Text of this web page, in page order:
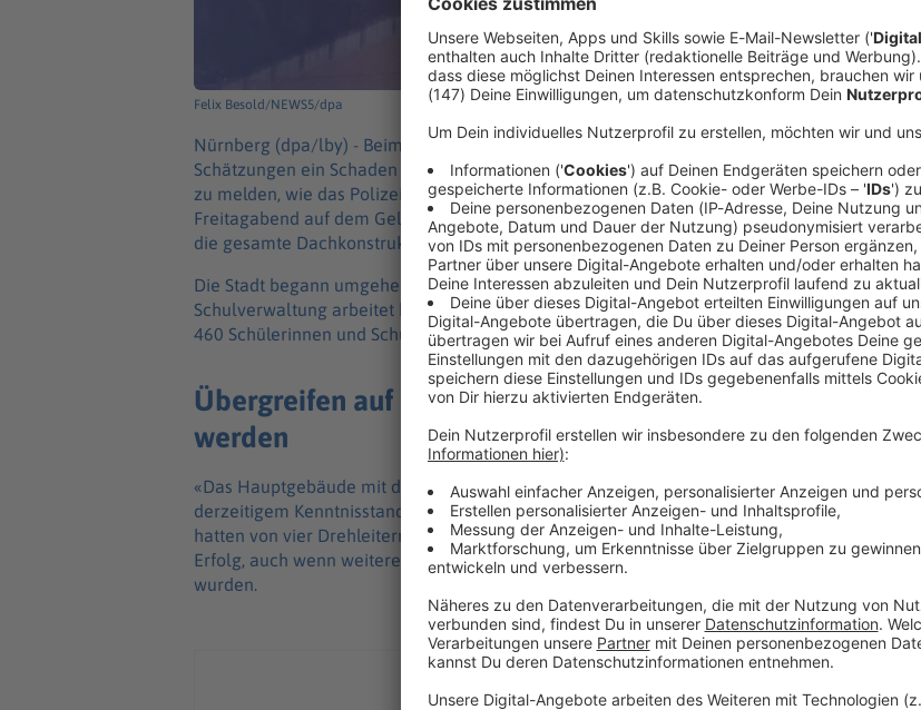
Felix Besold/NEWS5/dpa
Nürnberg (dpa/lby) - Beim Brand einer Nürnberger Schulsporthalle ist nach ersten
Schätzungen ein Schaden im Millionenbereich entstanden. Die Kripo bittet nun Zeugen, sich
zu melden, wie das Polizeipräsidium Mittelfranken mitteilte. Das Feuer war am
Freitagabend auf dem Gelände einer Grundschule ausgebrochen. Die Flammen griffen auf
die gesamte Dachkonstruktion im Inneren der Halle über, der Dachstuhl stürzte ein.
Die Stadt begann umgehend mit der Suche nach Alternativen für die Kinder. «Die
Schulverwaltung arbeitet bereits intensiv an Lösungen vor allem für den Sportbetrieb der
460 Schülerinnen und Schüler nach den Pfingstferien», teilte die Kommune mit.
Übergreifen auf das Hauptgebäude konnte verhindert
werden
«Das Hauptgebäude mit den Unterrichtsräumen der Schule sowie dem Hort ist nach
derzeitigem Kenntnisstand nicht beschädigt», schilderte die Stadt. Die Feuerwehrleute
hatten von vier Drehleitern aus versucht, ein Übergreifen des Brandes zu verhindern. Mit
Erfolg, auch wenn weitere von der Schule genutzte Räume in Mitleidenschaft gezogen
wurden.